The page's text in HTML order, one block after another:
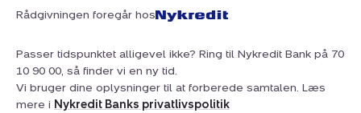
Rådgivningen foregår hos
Passer tidspunktet alligevel ikke? Ring til Nykredit Bank på 70
10 90 00, så finder vi en ny tid.
Vi bruger dine oplysninger til at forberede samtalen. Læs
mere i Nykredit Banks privatlivspolitik